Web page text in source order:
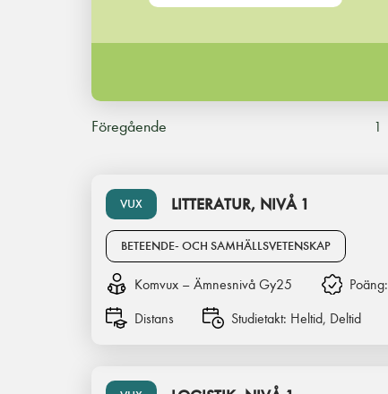
Föregående 1
VUX LITTERATUR, NIVÅ 1
BETEENDE- OCH SAMHÄLLSVETENSKAP
Komvux – Ämnesnivå Gy25 Poäng:
Distans
Studietakt: Heltid, Deltid